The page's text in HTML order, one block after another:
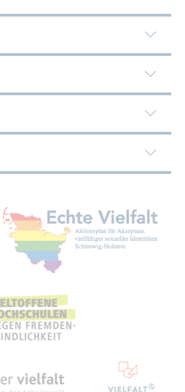
In­for­ma­tio­nen